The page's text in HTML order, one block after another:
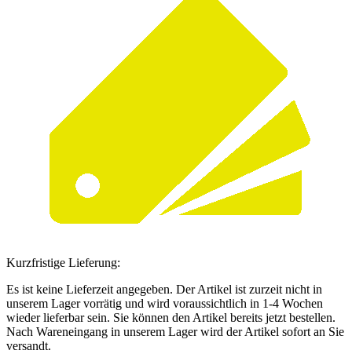
Kurzfristige Lieferung:
Es ist keine Lieferzeit angegeben. Der Artikel ist zurzeit nicht in
unserem Lager vorrätig und wird voraussichtlich in 1-4 Wochen
wieder lieferbar sein. Sie können den Artikel bereits jetzt bestellen.
Nach Wareneingang in unserem Lager wird der Artikel sofort an Sie
versandt.